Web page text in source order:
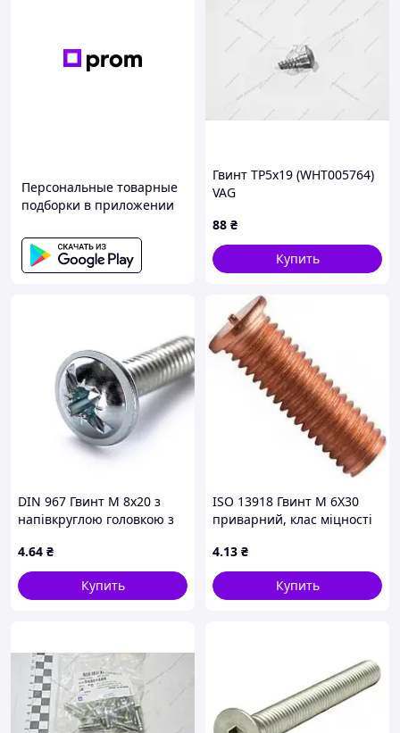
Персональные товарные
подборки в приложении
Гвинт ТР5х19 (WHT005764)
VAG
88 ₴
Купить
DIN 967 Гвинт М 8х20 з
напівкруглою головкою з
4.6, оцинкований
4.64 ₴
Купить
ISO 13918 Гвинт М 6Х30
приварний, клас міцності
4.13 ₴
Купить